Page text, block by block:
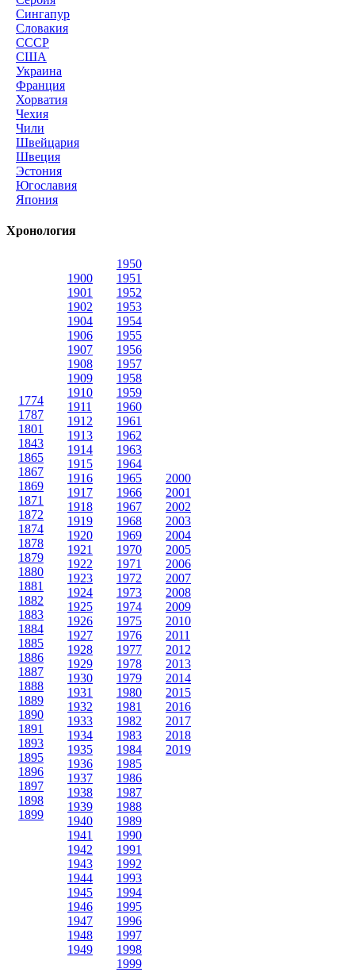
Сингапур
Словакия
СССР
США
Украина
Франция
Хорватия
Чехия
Чили
Швейцария
Швеция
Эстония
Югославия
Япония
Хронология
1774
1787
1801
1843
1865
1867
1869
1871
1872
1874
1878
1879
1880
1881
1882
1883
1884
1885
1886
1887
1888
1889
1890
1891
1893
1895
1896
1897
1898
1899
1900
1901
1902
1904
1906
1907
1908
1909
1910
1911
1912
1913
1914
1915
1916
1917
1918
1919
1920
1921
1922
1923
1924
1925
1926
1927
1928
1929
1930
1931
1932
1933
1934
1935
1936
1937
1938
1939
1940
1941
1942
1943
1944
1945
1946
1947
1948
1949
1950
1951
1952
1953
1954
1955
1956
1957
1958
1959
1960
1961
1962
1963
1964
1965
1966
1967
1968
1969
1970
1971
1972
1973
1974
1975
1976
1977
1978
1979
1980
1981
1982
1983
1984
1985
1986
1987
1988
1989
1990
1991
1992
1993
1994
1995
1996
1997
1998
1999
2000
2001
2002
2003
2004
2005
2006
2007
2008
2009
2010
2011
2012
2013
2014
2015
2016
2017
2018
2019